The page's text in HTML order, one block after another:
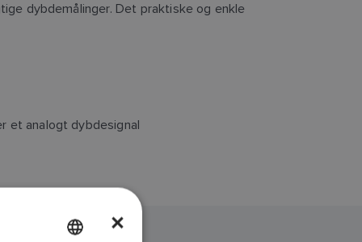
dybdemålinger. Det praktiske og enkle
et analogt dybdesignal
×